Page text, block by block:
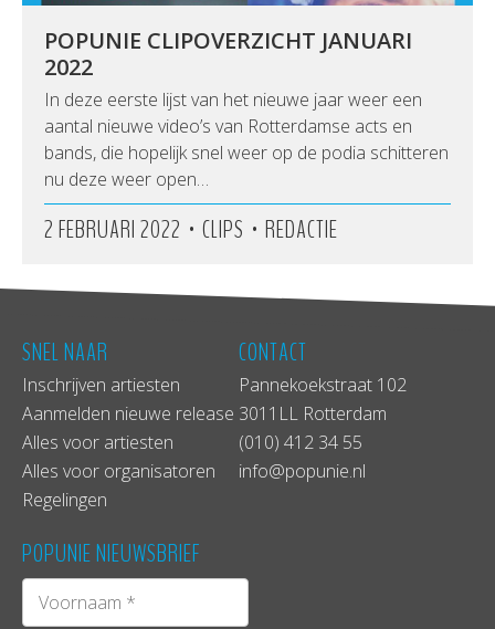
POPUNIE CLIPOVERZICHT JANUARI
2022
In deze eerste lijst van het nieuwe jaar weer een
aantal nieuwe video’s van Rotterdamse acts en
bands, die hopelijk snel weer op de podia schitteren
nu deze weer open…
2 FEBRUARI 2022 • CLIPS • REDACTIE
SNEL NAAR
Inschrijven artiesten
Aanmelden nieuwe release
Alles voor artiesten
Alles voor organisatoren
Regelingen
CONTACT
Pannekoekstraat 102
3011LL Rotterdam
(010) 412 34 55
info@popunie.nl
POPUNIE NIEUWSBRIEF